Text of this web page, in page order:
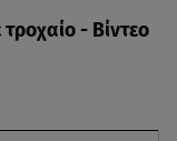
- Βίντεο